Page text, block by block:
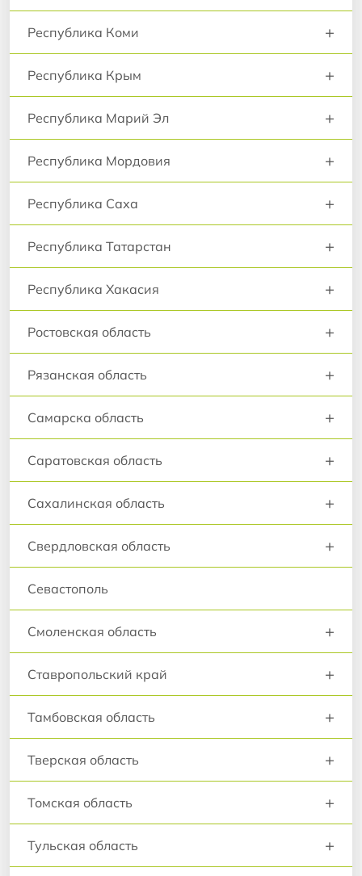
Республика Коми +
Республика Крым +
Республика Марий Эл +
Республика Мордовия +
Республика Саха +
Республика Татарстан +
Республика Хакасия +
Ростовская область +
Рязанская область +
Самарска область +
Саратовская область +
Сахалинская область +
Свердловская область +
Севастополь
Смоленская область +
Ставропольский край +
Тамбовская область +
Тверская область +
Томская область +
Тульская область +